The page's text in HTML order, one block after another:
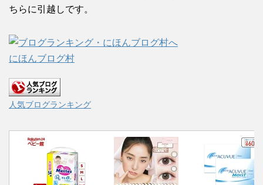
ちらに引越しです。
にほんブログ村
人気ブログランキング